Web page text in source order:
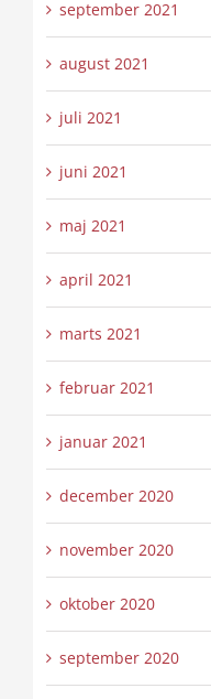
september 2021
august 2021
juli 2021
juni 2021
maj 2021
april 2021
marts 2021
februar 2021
januar 2021
december 2020
november 2020
oktober 2020
september 2020